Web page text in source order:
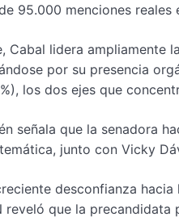
95.000 menciones
Cabal lidera ampliamente
por su presencia
los dos ejes que
señala que la senadora
junto con Vicky
desconfianza
reveló que la